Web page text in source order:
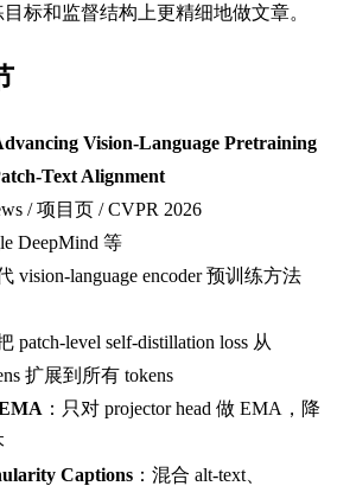
标和监督结构上更精细地做文章。
Vision-Language Pretraining
Text Alignment
/ 项目页 / CVPR 2026
DeepMind 等
vision-language encoder 预训练方法
patch-level self-distillation loss 从
扩展到所有 tokens
：只对 projector head 做 EMA，降
Captions ：混合 alt-text、